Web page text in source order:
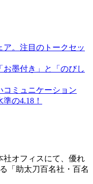
。注目のトークセッ
墨付き」と「のびし
コミュニケーション
の4.18！
社オフィスにて、優れ
「助太刀百名社・百名